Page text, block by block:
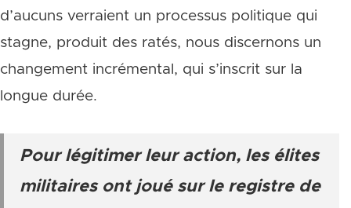
d’aucuns verraient un processus politique qui
stagne, produit des ratés, nous discernons un
changement incrémental, qui s’inscrit sur la
longue durée.
Pour légitimer leur action, les élites
militaires ont joué sur le registre de